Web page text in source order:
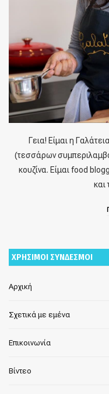
Γεια! Είμαι η
(τεσσάρων
κουζίνα. Είμαι food
και
ΧΡΗΣΙΜΟΙ ΣΥΝΔΕΣΜΟΙ
Αρχική
Σχετικά με εμένα
Επικοινωνία
Βίντεο